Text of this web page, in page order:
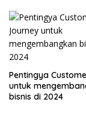
Pentingya
untuk
bisnis di 2024